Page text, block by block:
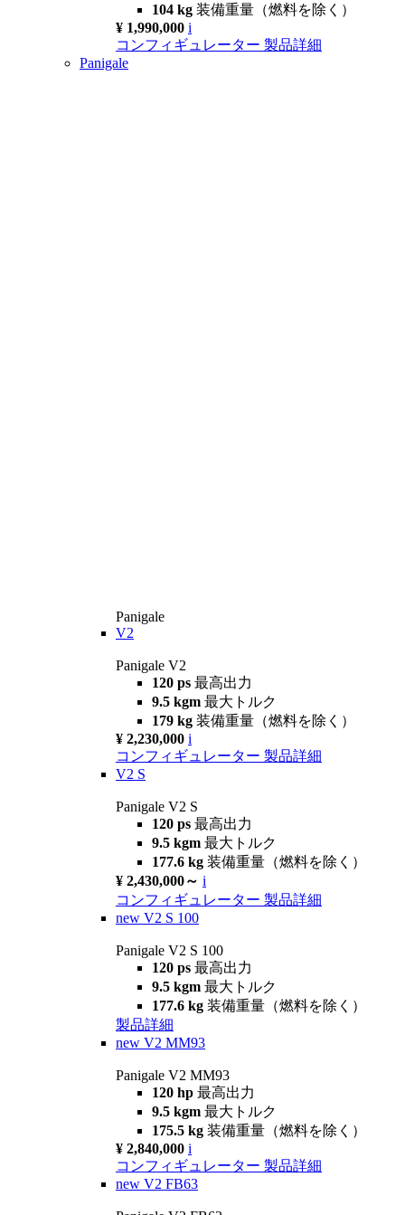
104 kg 装備重量（燃料を除く）
¥ 1,990,000 i
コンフィギュレーター 製品詳細
Panigale
Panigale
V2
Panigale V2
120 ps 最高出力
9.5 kgm 最大トルク
179 kg 装備重量（燃料を除く）
¥ 2,230,000 i
コンフィギュレーター 製品詳細
V2 S
Panigale V2 S
120 ps 最高出力
9.5 kgm 最大トルク
177.6 kg 装備重量（燃料を除く）
¥ 2,430,000～ i
コンフィギュレーター 製品詳細
new V2 S 100
Panigale V2 S 100
120 ps 最高出力
9.5 kgm 最大トルク
177.6 kg 装備重量（燃料を除く）
製品詳細
new V2 MM93
Panigale V2 MM93
120 hp 最高出力
9.5 kgm 最大トルク
175.5 kg 装備重量（燃料を除く）
¥ 2,840,000 i
コンフィギュレーター 製品詳細
new V2 FB63